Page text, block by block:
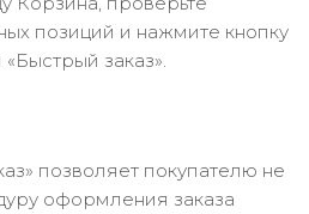
позиций и нажмите кнопку
заказ».
позволяет покупателю не
оформления заказа